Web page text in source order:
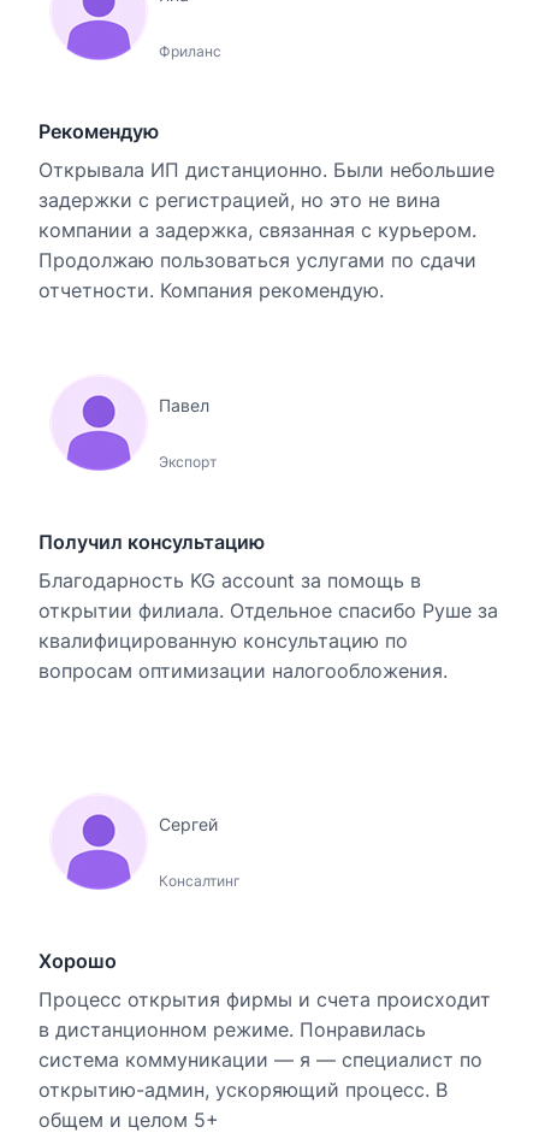
Фриланс
Рекомендую
Открывала ИП дистанционно. Были небольшие
задержки с регистрацией, но это не вина
компании а задержка, связанная с курьером.
Продолжаю пользоваться услугами по сдачи
отчетности. Компания рекомендую.
Павел
Экспорт
Получил консультацию
Благодарность KG account за помощь в
открытии филиала. Отдельное спасибо Руше за
квалифицированную консультацию по
вопросам оптимизации налогообложения.
Сергей
Консалтинг
Хорошо
Процесс открытия фирмы и счета происходит
в дистанционном режиме. Понравилась
система коммуникации — я — специалист по
открытию-админ, ускоряющий процесс. В
общем и целом 5+